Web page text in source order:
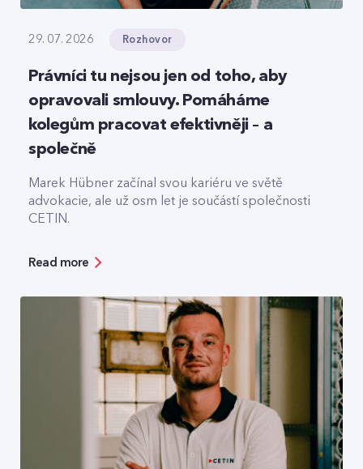
29. 07. 2026 Rozhovor
Právníci tu nejsou jen od toho, aby
opravovali smlouvy. Pomáháme
kolegům pracovat efektivněji – a
společně
Marek Hübner začínal svou kariéru ve světě
advokacie, ale už osm let je součástí společnosti
CETIN.
Read more